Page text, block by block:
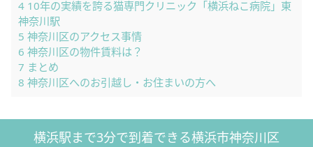
4 10年の実績を誇る猫専門クリニック「横浜ねこ病院」東
神奈川駅
5 神奈川区のアクセス事情
6 神奈川区の物件賃料は？
7 まとめ
8 神奈川区へのお引越し・お住まいの方へ
横浜駅まで3分で到着できる横浜市神奈川区